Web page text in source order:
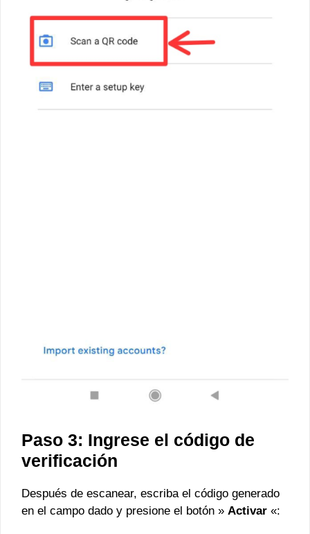
Paso 3: Ingrese el código de
verificación
Después de escanear, escriba el código generado
en el campo dado y presione el botón » Activar «: